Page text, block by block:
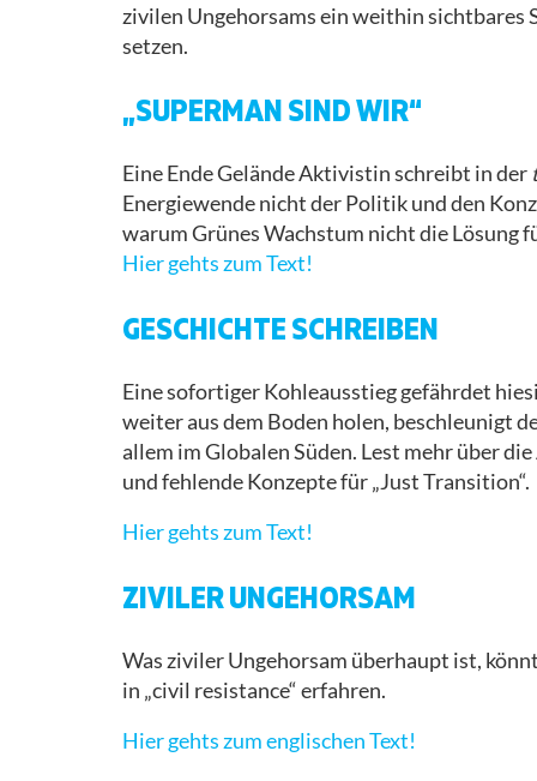
RECHTLICHES
MOBIMATERIAL
AKTIONSBERICHT
ANFAHRT
AKTIONSKONSENS
zivilen Ungehorsams ein weithin sichtbares
setzen.
„SUPERMAN SIND WIR“
Eine Ende Gelände Aktivistin schreibt in der
Energiewende nicht der Politik und den
warum Grünes Wachstum nicht die Lösung
Hier gehts zum Text!
GESCHICHTE SCHREIBEN
Eine sofortiger Kohleausstieg gefährdet
weiter aus dem Boden holen, beschleunigt
allem im Globalen Süden. Lest mehr über
und fehlende Konzepte für „Just Transition“.
Hier gehts zum Text!
ZIVILER UNGEHORSAM
Was ziviler Ungehorsam überhaupt ist,
in „civil resistance“ erfahren.
Hier gehts zum englischen Text!